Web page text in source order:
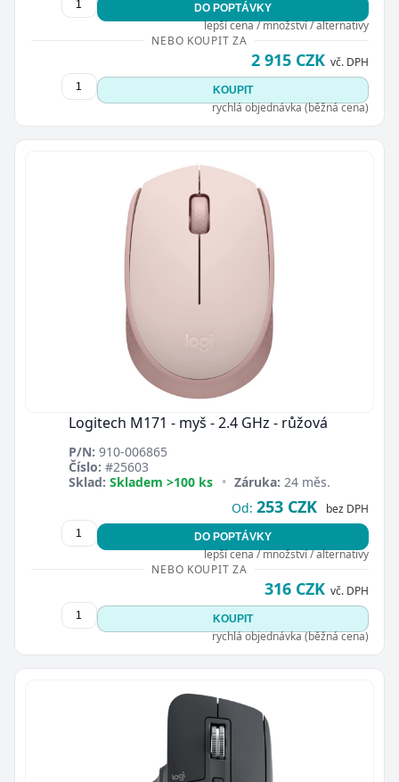
DO POPTÁVKY
lepší cena / množství / alternativy
NEBO KOUPIT ZA
2 915 CZK vč. DPH
KOUPIT
rychlá objednávka (běžná cena)
Logitech M171 - myš - 2.4 GHz - růžová
P/N: 910-006865
Číslo: #25603
Sklad: Skladem >100 ks • Záruka: 24 měs.
Od: 253 CZK bez DPH
DO POPTÁVKY
lepší cena / množství / alternativy
NEBO KOUPIT ZA
316 CZK vč. DPH
KOUPIT
rychlá objednávka (běžná cena)